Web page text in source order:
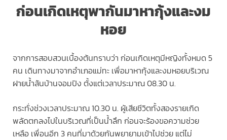
ก่อนเกิดเหตุพากันมาหากุ้งและงม
หอย
จากการสอบสวนเบื้องต้นทราบว่า ก่อนเกิดเหตุมีหญิงทั้งหมด 5
คน เดินทางมาจากอำเภอแม่ทะ เพื่อมาหากุ้งและงมหอยบริเวณ
ฝายน้ำล้นบ้านจอมปิง ตั้งแต่เวลาประมาณ 08.30 น.
กระทั่งช่วงเวลาประมาณ 10.30 น. ผู้เสียชีวิตทั้งสองรายเกิด
พลัดตกลงไปในบริเวณที่เป็นน้ำลึก ก่อนจะร้องขอความช่วย
เหลือ เพื่อนอีก 3 คนที่มาด้วยกันพยายามเข้าไปช่วย แต่ไม่